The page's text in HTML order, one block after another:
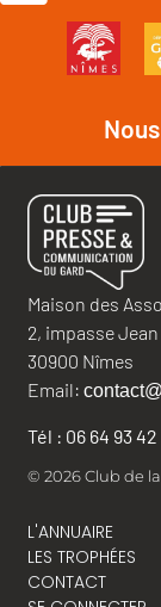
Maison des
2, impasse Jean
30900 Nîmes
Email:
Tél : 06 64 93
© 2026 Club de
L'ANNUAIRE
LES TROPHÉES
CONTACT